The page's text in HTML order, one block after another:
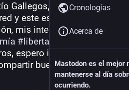
Gallegos, Argentina, llegué
y este es
modo de presentación, mis intereses son
#libertad
espero interactuar con
buenos momentos,
Cronologías
Acerca de
Mastodon es el mejor
mantenerse al día
ocurriendo.